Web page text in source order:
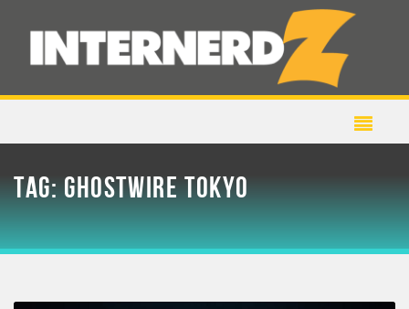
TAG:GHOSTWIRE TOKYO